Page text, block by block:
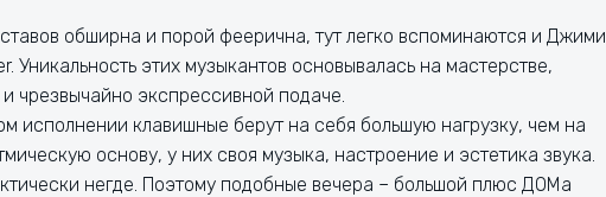
обширна и порой феерична, тут легко вспоминаются и Джими
Уникальность этих музыкантов основывалась на мастерстве,
чрезвычайно экспрессивной подаче.
исполнении клавишные берут на себя большую нагрузку, чем на
основу, у них своя музыка, настроение и эстетика звука.
негде. Поэтому подобные вечера – большой плюс ДОМа